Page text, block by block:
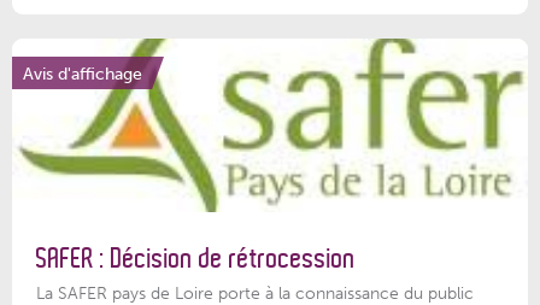
Avis d'affichage
SAFER : Décision de rétrocession
La SAFER pays de Loire porte à la connaissance du public